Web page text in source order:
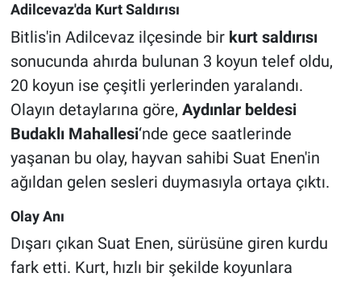
Adilcevaz'da Kurt Saldırısı
Bitlis'in Adilcevaz ilçesinde bir kurt saldırısı
sonucunda ahırda bulunan 3 koyun telef oldu,
20 koyun ise çeşitli yerlerinden yaralandı.
Olayın detaylarına göre, Aydınlar beldesi
Budaklı Mahallesi‘nde gece saatlerinde
yaşanan bu olay, hayvan sahibi Suat Enen'in
ağıldan gelen sesleri duymasıyla ortaya çıktı.
Olay Anı
Dışarı çıkan Suat Enen, sürüsüne giren kurdu
fark etti. Kurt, hızlı bir şekilde koyunlara